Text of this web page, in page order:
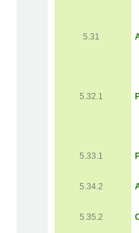
5.31
5.32.1
5.33.1
5.34.2
5.35.2